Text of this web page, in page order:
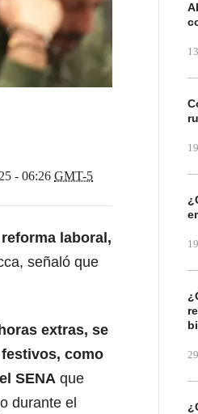
- 06:26 GMT-5
laboral,
señaló que
extras, se
como
SENA que
durante el